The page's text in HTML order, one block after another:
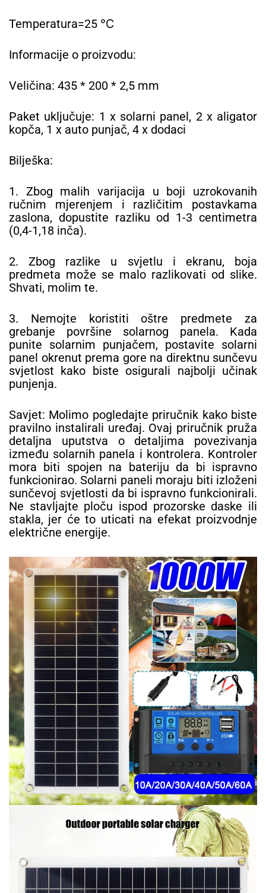
Temperatura=25 ℃
Informacije o proizvodu:
Veličina: 435 * 200 * 2,5 mm
Paket uključuje: 1 x solarni panel, 2 x aligator
kopča, 1 x auto punjač, ​​4 x dodaci
Bilješka:
1. Zbog malih varijacija u boji uzrokovanih
ručnim mjerenjem i različitim postavkama
zaslona, ​​dopustite razliku od 1-3 centimetra
(0,4-1,18 inča).
2. Zbog razlike u svjetlu i ekranu, boja
predmeta može se malo razlikovati od slike.
Shvati, molim te.
3. Nemojte koristiti oštre predmete za
grebanje površine solarnog panela. Kada
punite solarnim punjačem, postavite solarni
panel okrenut prema gore na direktnu sunčevu
svjetlost kako biste osigurali najbolji učinak
punjenja.
Savjet: Molimo pogledajte priručnik kako biste
pravilno instalirali uređaj. Ovaj priručnik pruža
detaljna uputstva o detaljima povezivanja
između solarnih panela i kontrolera. Kontroler
mora biti spojen na bateriju da bi ispravno
funkcionirao. Solarni paneli moraju biti izloženi
sunčevoj svjetlosti da bi ispravno funkcionirali.
Ne stavljajte ploču ispod prozorske daske ili
stakla, jer će to uticati na efekat proizvodnje
električne energije.